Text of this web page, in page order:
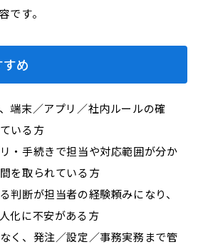
です。
め
端末／アプリ／社内ルールの確
いる方
・手続きで担当や対応範囲が分か
を取られている方
判断が担当者の経験頼みになり、
化に不安がある方
く、発注／設定／事務実務まで管